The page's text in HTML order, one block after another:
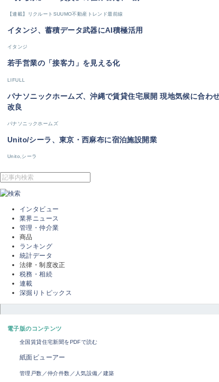
【連載】リクルートSUUMO不動産トレンド最前線
イタンジ、蓄積データ武器にAI積極活用
イタンジ
若手営業の「接客力」を見える化
LIFULL
パナソニックホームズ、沖縄で賃貸住宅展開 現地気候に合わ
改良
パナソニックホームズ
Unito/シーラ、東京・西麻布に宿泊施設開業
Unito,シーラ
インタビュー
業界ニュース
管理・仲介業
商品
ランキング
統計データ
法律・制度改正
税務・相続
連載
深掘りトピックス
電子版のコンテンツ
全国賃貸住宅新聞をPDFで読む
紙面ビューアー
管理戸数／仲介件数／人気設備／建築